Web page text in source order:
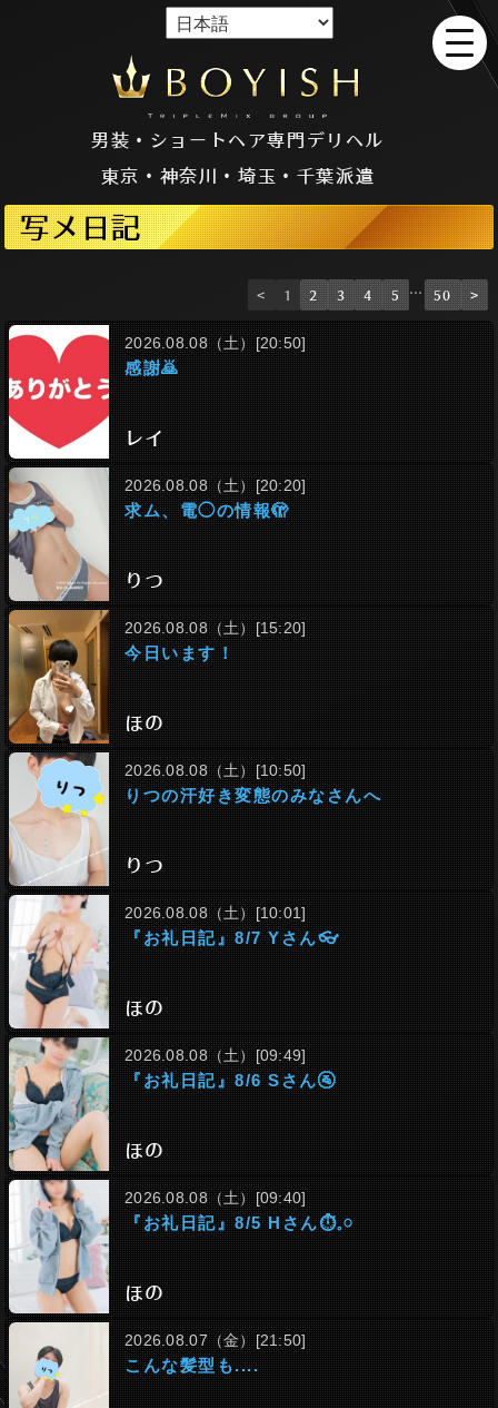
男装・ショートヘア専門デリヘル
東京・神奈川・埼玉・千葉派遣
写メ日記
< 1 2 3 4 5 … 50 >
2026.08.08（土）[20:50]
感謝🙇
レイ
2026.08.08（土）[20:20]
求ム、電◯の情報🫣
りつ
2026.08.08（土）[15:20]
今日います！
ほの
2026.08.08（土）[10:50]
りつの汗好き変態のみなさんへ
りつ
2026.08.08（土）[10:01]
『お礼日記』8/7 Yさん👓
ほの
2026.08.08（土）[09:49]
『お礼日記』8/6 Sさん🚰
ほの
2026.08.08（土）[09:40]
『お礼日記』8/5 Hさん⏱‪𓈒𓏸
ほの
2026.08.07（金）[21:50]
こんな髪型も....